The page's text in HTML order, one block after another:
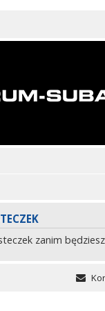
zanim